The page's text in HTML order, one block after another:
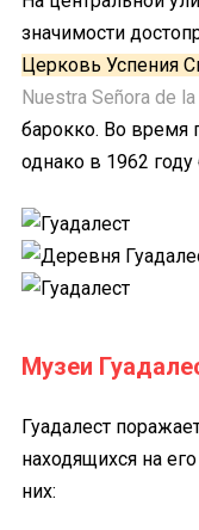
значимости
Церковь Успения
Nuestra Señora de
барокко. Во время
однако в 1962
Музеи
Гуадалест
находящихся на
них: